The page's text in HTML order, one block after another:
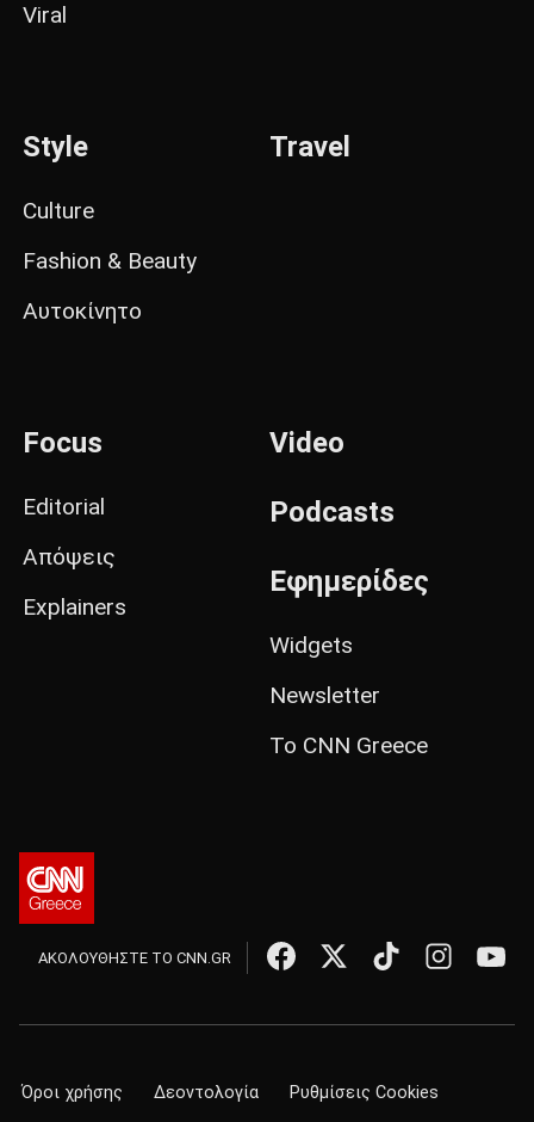
Viral
Style
Culture
Fashion & Beauty
Αυτοκίνητο
Travel
Focus
Editorial
Απόψεις
Explainers
Video
Podcasts
Εφημερίδες
Widgets
Newsletter
Το CNN Greece
ΑΚΟΛΟΥΘΗΣΤΕ ΤΟ CNN.GR
Όροι χρήσης Δεοντολογία Ρυθμίσεις Cookies